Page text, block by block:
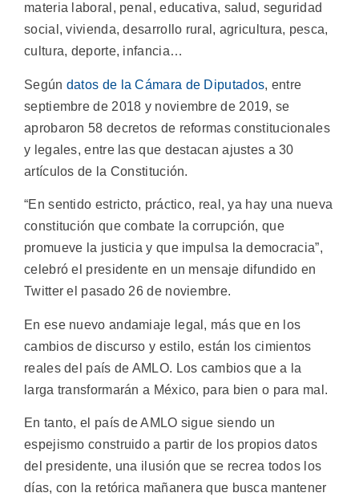
materia laboral, penal, educativa, salud, seguridad
social, vivienda, desarrollo rural, agricultura, pesca,
cultura, deporte, infancia…
Según datos de la Cámara de Diputados, entre
septiembre de 2018 y noviembre de 2019, se
aprobaron 58 decretos de reformas constitucionales
y legales, entre las que destacan ajustes a 30
artículos de la Constitución.
“En sentido estricto, práctico, real, ya hay una nueva
constitución que combate la corrupción, que
promueve la justicia y que impulsa la democracia”,
celebró el presidente en un mensaje difundido en
Twitter el pasado 26 de noviembre.
En ese nuevo andamiaje legal, más que en los
cambios de discurso y estilo, están los cimientos
reales del país de AMLO. Los cambios que a la
larga transformarán a México, para bien o para mal.
En tanto, el país de AMLO sigue siendo un
espejismo construido a partir de los propios datos
del presidente, una ilusión que se recrea todos los
días, con la retórica mañanera que busca mantener